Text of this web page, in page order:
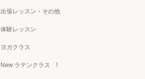
出張レッスン・その他
体験レッスン
ヨガクラス
New ラテンクラス !